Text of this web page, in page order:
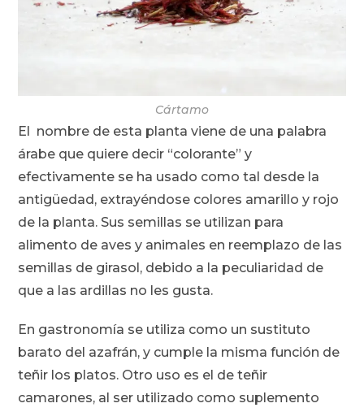
Cártamo
El nombre de esta planta viene de una palabra
árabe que quiere decir “colorante” y
efectivamente se ha usado como tal desde la
antigüedad, extrayéndose colores amarillo y rojo
de la planta. Sus semillas se utilizan para
alimento de aves y animales en reemplazo de las
semillas de girasol, debido a la peculiaridad de
que a las ardillas no les gusta.
En gastronomía se utiliza como un sustituto
barato del azafrán, y cumple la misma función de
teñir los platos. Otro uso es el de teñir
camarones, al ser utilizado como suplemento